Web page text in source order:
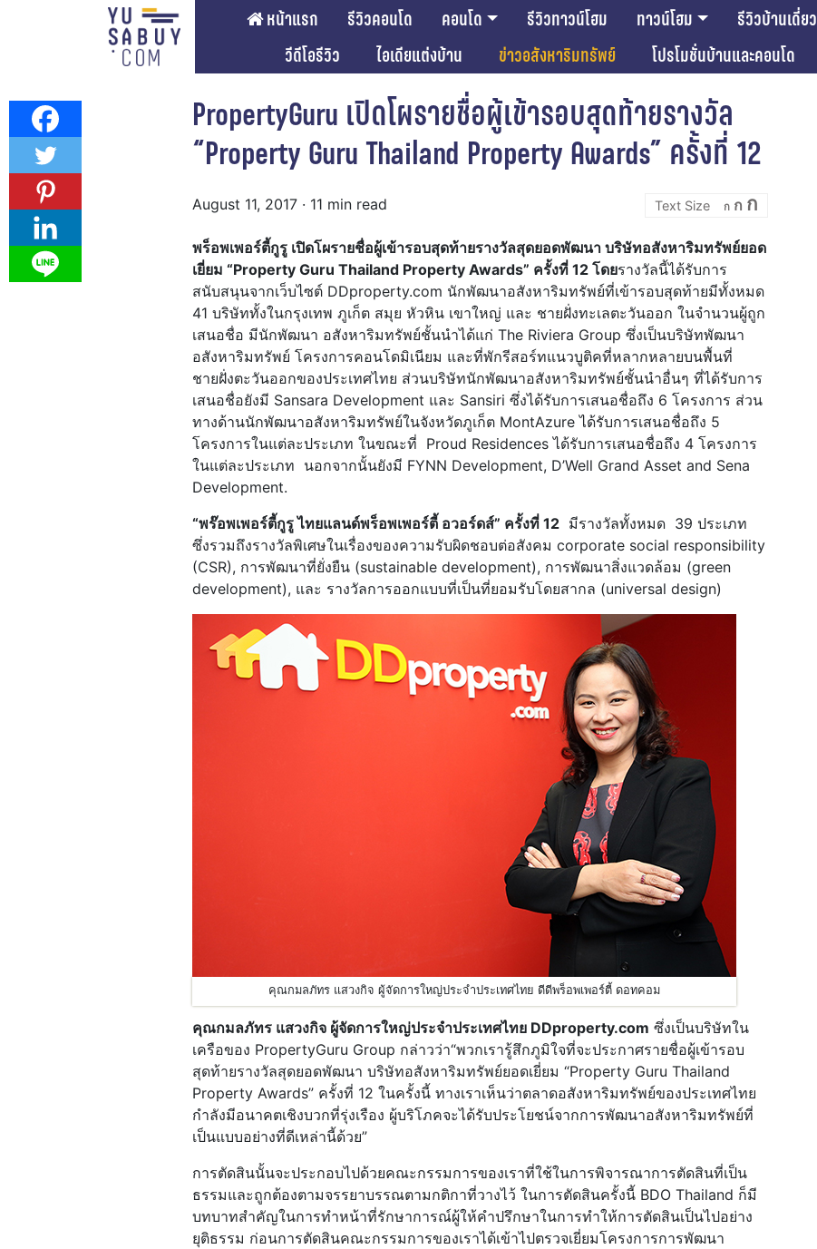
หน้าแรก รีวิวคอนโด คอนโด รีวิวทาวน์โฮม ทาวน์โฮม รีวิวบ้านเดี่ยว
วีดีโอรีวิว
ไอเดียแต่งบ้าน ข่าวอสังหาริมทรัพย์ โปรโมชั่นบ้านและคอนโด
PropertyGuru เปิดโผรายชื่อผู้เข้ารอบสุดท้ายรางวัล
“Property Guru Thailand Property Awards” ครั้งที่ 12
August 11, 2017 · 11 min read ก
Decrease
font
size.
ก Reset
font
ก
พร็อพเพอร์ตี้กูรู เปิดโผรายชื่อผู้เข้ารอบสุดท้ายรางวัลสุดยอดพัฒนา บริษัทอสังหาริมทรัพย์ยอด
เยี่ยม “Property Guru Thailand Property Awards” ครั้งที่ 12 โดยรางวัลนี้ได้รับการ
สนับสนุนจากเว็บไซต์ DDproperty.com นักพัฒนาอสังหาริมทรัพย์ที่เข้ารอบสุดท้ายมีทั้งหมด
41 บริษัททั้งในกรุงเทพ ภูเก็ต สมุย หัวหิน เขาใหญ่ และ ชายฝั่งทะเลตะวันออก ในจำนวนผู้ถูก
เสนอชื่อ มีนักพัฒนา อสังหาริมทรัพย์ชั้นนำได้แก่ The Riviera Group ซึ่งเป็นบริษัทพัฒนา
อสังหาริมทรัพย์ โครงการคอนโดมิเนียม และที่พักรีสอร์ทแนวบูติคที่หลากหลายบนพื้นที่
ชายฝั่งตะวันออกของประเทศไทย ส่วนบริษัทนักพัฒนาอสังหาริมทรัพย์ชั้นนำอื่นๆ ที่ได้รับการ
เสนอชื่อยังมี Sansara Development และ Sansiri ซึ่งได้รับการเสนอชื่อถึง 6 โครงการ ส่วน
ทางด้านนักพัฒนาอสังหาริมทรัพย์ในจังหวัดภูเก็ต MontAzure ได้รับการเสนอชื่อถึง 5
โครงการในแต่ละประเภท ในขณะที่ Proud Residences ได้รับการเสนอชื่อถึง 4 โครงการ
ในแต่ละประเภท นอกจากนั้นยังมี FYNN Development, D’Well Grand Asset and Sena
Development.
“พร๊อพเพอร์ตี้กูรู ไทยแลนด์พร็อพเพอร์ตี้ อวอร์ดส์” ครั้งที่ 12 มีรางวัลทั้งหมด 39 ประเภท
ซึ่งรวมถึงรางวัลพิเศษในเรื่องของความรับผิดชอบต่อสังคม corporate social responsibility
(CSR), การพัฒนาที่ยั่งยืน (sustainable development), การพัฒนาสิ่งแวดล้อม (green
development), และ รางวัลการออกแบบที่เป็นที่ยอมรับโดยสากล (universal design)
คุณกมลภัทร แสวงกิจ ผู้จัดการใหญ่ประจำประเทศไทย ดีดีพร็อพเพอร์ตี้ ดอทคอม
คุณกมลภัทร แสวงกิจ ผู้จัดการใหญ่ประจำประเทศไทย DDproperty.com ซึ่งเป็นบริษัทใน
เครือของ PropertyGuru Group กล่าวว่า“พวกเรารู้สึกภูมิใจที่จะประกาศรายชื่อผู้เข้ารอบ
สุดท้ายรางวัลสุดยอดพัฒนา บริษัทอสังหาริมทรัพย์ยอดเยี่ยม “Property Guru Thailand
Property Awards” ครั้งที่ 12 ในครั้งนี้ ทางเราเห็นว่าตลาดอสังหาริมทรัพย์ของประเทศไทย
กำลังมีอนาคตเชิงบวกที่รุ่งเรือง ผู้บริโภคจะได้รับประโยชน์จากการพัฒนาอสังหาริมทรัพย์ที่
เป็นแบบอย่างที่ดีเหล่านี้ด้วย”
การตัดสินนั้นจะประกอบไปด้วยคณะกรรมการของเราที่ใช้ในการพิจารณาการตัดสินที่เป็น
ธรรมและถูกต้องตามจรรยาบรรณตามกติกาที่วางไว้ ในการตัดสินครั้งนี้ BDO Thailand ก็มี
บทบาทสำคัญในการทำหน้าที่รักษาการณ์ผู้ให้คำปรึกษาในการทำให้การตัดสินเป็นไปอย่าง
ยุติธรรม ก่อนการตัดสินคณะกรรมการของเราได้เข้าไปตรวจเยี่ยมโครงการการพัฒนา